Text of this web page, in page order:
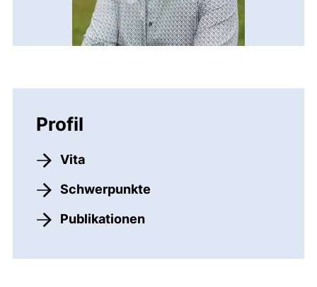
Profil
Vita
Schwerpunkte
Publikationen